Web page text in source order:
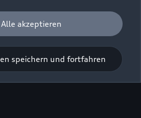
Alle akzeptieren
speichern und fortfahren